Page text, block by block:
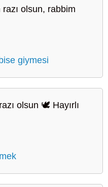
olsun, rabbim
giymesi
olsun 🕊️ Hayırlı